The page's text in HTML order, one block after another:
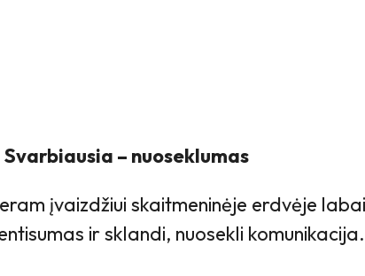
Svarbiausia – nuoseklumas
įvaizdžiui skaitmeninėje erdvėje
ir sklandi, nuosekli komunikacija.